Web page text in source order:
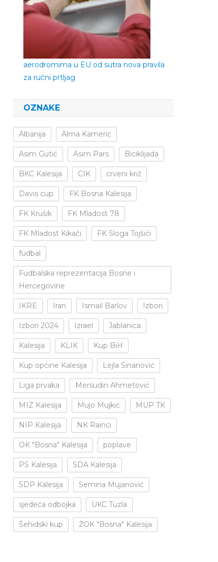
aerodromima u EU od sutra nova pravila
za ručni prtljag
OZNAKE
Albanija Alma Kamerić
Asim Gutić Asim Pars Biciklijada
BKC Kalesija CIK crveni križ
Davis cup FK Bosna Kalesija
FK Krušik FK Mladost 78
FK Mladost Kikači FK Sloga Tojšići
fudbal
Fudbalska reprezentacija Bosne i
Hercegovine
IKRE Iran Ismail Barlov Izbori
Izbori 2024 Izrael Jablanica
Kalesija KLIK Kup BiH
Kup općine Kalesija Lejla Sinanović
Liga prvaka Mersudin Ahmetović
MIZ Kalesija Mujo Mujkić MUP TK
NIP Kalesija NK Rainci
OK "Bosna" Kalesija poplave
PS Kalesija SDA Kalesija
SDP Kalesija Semina Mujanović
sjedeća odbojka UKC Tuzla
Šehidski kup ŽOK "Bosna" Kalesija